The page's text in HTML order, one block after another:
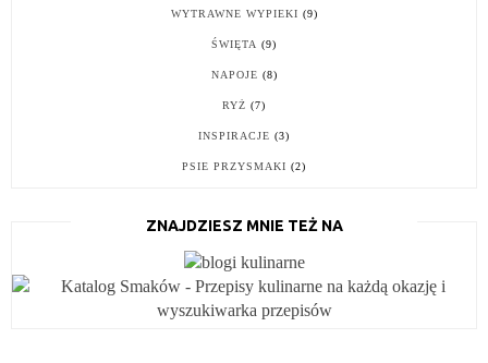
WYTRAWNE WYPIEKI (9)
ŚWIĘTA (9)
NAPOJE (8)
RYŻ (7)
INSPIRACJE (3)
PSIE PRZYSMAKI (2)
ZNAJDZIESZ MNIE TEŻ NA